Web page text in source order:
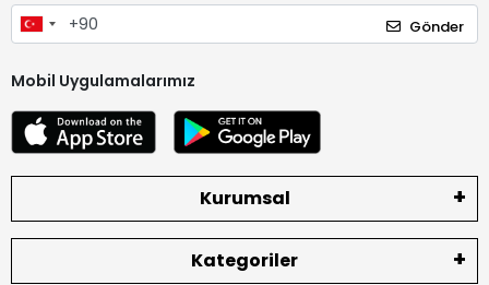
Gönder
Mobil Uygulamalarımız
Kurumsal
Kategoriler